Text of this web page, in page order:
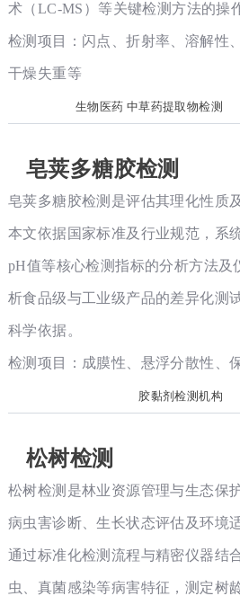
术（LC-MS）等关键检测方法的操
检测项目：闪点、折射率、溶解性
干燥失重等
生物医药 中草药提取物检测
皂荚多糖胶检测
皂荚多糖胶检测是评估其理化性质
本文依据国家标准及行业规范，系
pH值等核心检测指标的分析方法及
析食品级与工业级产品的差异化测
科学依据。
检测项目：成膜性、悬浮分散性、
胶黏剂检测机构
松树检测
松树检测是林业资源管理与生态保
病虫害诊断、生长状态评估及环境
通过标准化检测流程与精密仪器结
虫、真菌感染等病害特征，测定树